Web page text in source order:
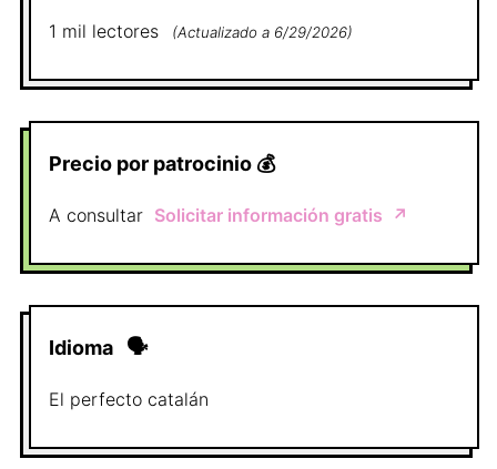
1 mil lectores (Actualizado a 6/29/2026)
Precio por patrocinio 💰
A consultar Solicitar información gratis ↗️
Idioma 🗣
El perfecto catalán